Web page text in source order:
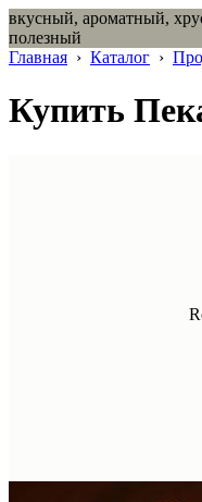
вкусный, ароматный,
полезный
Главная › Каталог ›
Купить